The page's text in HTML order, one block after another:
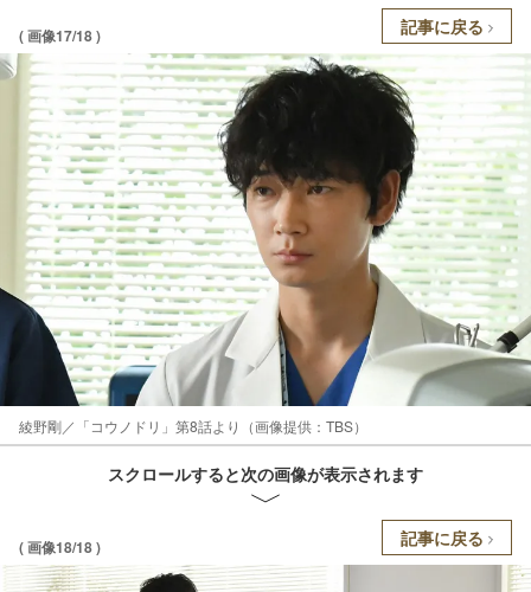
( 画像17/18 ) 記事に戻る
綾野剛／「コウノドリ」第8話より（画像提供：TBS）
スクロールすると次の画像が表示されます
( 画像18/18 ) 記事に戻る